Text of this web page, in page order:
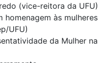
(vice-reitora da UFU)
homenagem às mulheres
UFU)
da Mulher na